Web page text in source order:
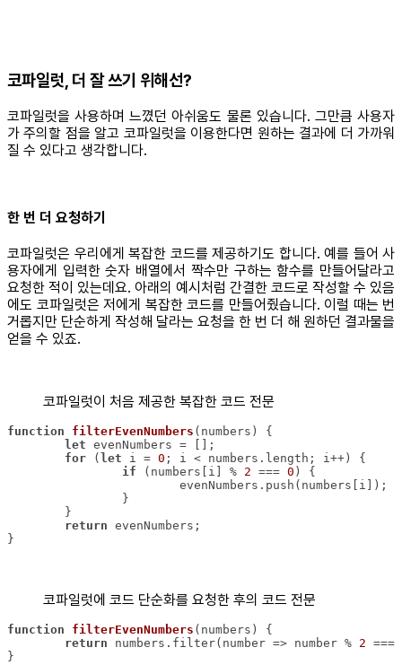
코파일럿, 더 잘 쓰기 위해선?
코파일럿을 사용하며 느꼈던 아쉬움도 물론 있습니다. 그만큼 사용자
가 주의할 점을 알고 코파일럿을 이용한다면 원하는 결과에 더 가까워
질 수 있다고 생각합니다.
한 번 더 요청하기
코파일럿은 우리에게 복잡한 코드를 제공하기도 합니다. 예를 들어 사
용자에게 입력한 숫자 배열에서 짝수만 구하는 함수를 만들어달라고
요청한 적이 있는데요. 아래의 예시처럼 간결한 코드로 작성할 수 있음
에도 코파일럿은 저에게 복잡한 코드를 만들어줬습니다. 이럴 때는 번
거롭지만 단순하게 작성해 달라는 요청을 한 번 더 해 원하던 결과물을
얻을 수 있죠.
코파일럿이 처음 제공한 복잡한 코드 전문
function filterEvenNumbers ( numbers )
let
for ( let i = 0
if (numbers[i] % 2 === 0
return
}
코파일럿에 코드 단순화를 요청한 후의 코드 전문
function filterEvenNumbers ( numbers )
return numbers.filter( number => number % 2 ===
}